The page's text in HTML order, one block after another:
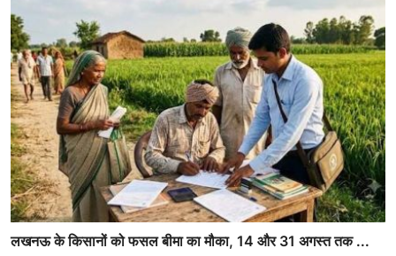
लखनऊ के किसानों को फसल बीमा का मौका, 14 और 31 अगस्त तक ...